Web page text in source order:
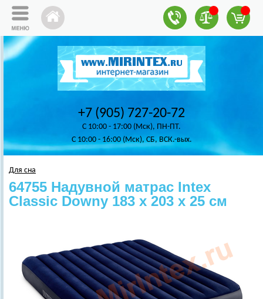
+7 (905) 727-20-72
C 10:00 - 17:00 (Мск), ПН-ПТ.
C 10:00 - 16:00 (Мск), СБ, ВСК.-вых.
Для сна
64755 Надувной матрас Intex
Classic Downy 183 х 203 х 25 см